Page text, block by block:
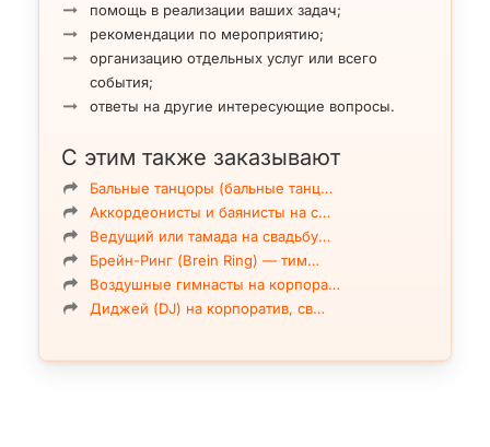
помощь в реализации ваших задач;
рекомендации по мероприятию;
организацию отдельных услуг или всего
события;
ответы на другие интересующие вопросы.
С этим также заказывают
Бальные танцоры (бальные танц…
Аккордеонисты и баянисты на с…
Ведущий или тамада на свадьбу…
Брейн-Ринг (Brein Ring) — тим…
Воздушные гимнасты на корпора…
Диджей (DJ) на корпоратив, св…